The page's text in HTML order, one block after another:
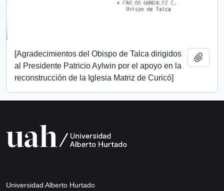
[Agradecimientos del Obispo de Talca dirigidos
al Presidente Patricio Aylwin por el apoyo en la
reconstrucción de la Iglesia Matriz de Curicó]
Universidad Alberto Hurtado